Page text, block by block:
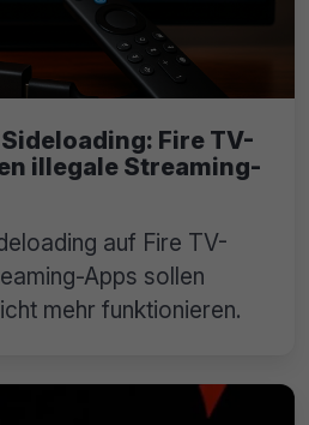
Fire TV-
illegale Streaming-
auf Fire TV-
Apps sollen
mehr funktionieren.